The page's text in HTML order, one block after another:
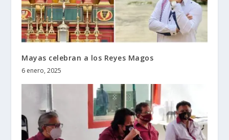
Mayas celebran a los Reyes Magos
6 enero, 2025